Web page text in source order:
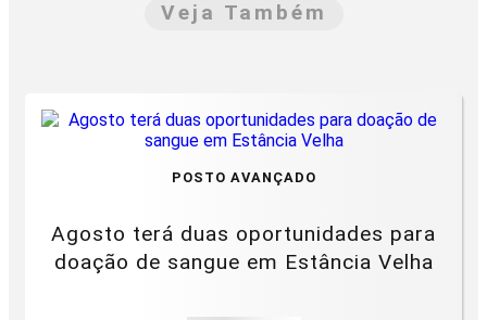
Veja Também
POSTO AVANÇADO
Agosto terá duas oportunidades para
doação de sangue em Estância Velha